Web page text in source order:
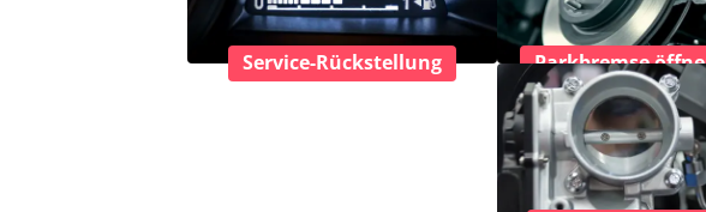
Service-Rückstellung Parkbremse